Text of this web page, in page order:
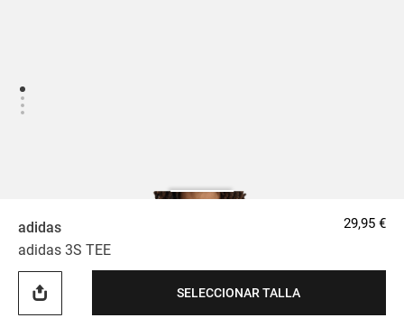
adidas
adidas 3S TEE
29,95 €
SELECCIONAR TALLA